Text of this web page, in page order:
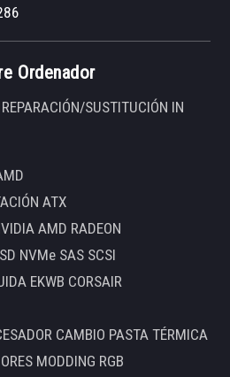
Ordenador
SUSTITUCIÓN IN
ATX
AMD RADEON
NVMe SAS SCSI
EKWB CORSAIR
CAMBIO PASTA TÉRMICA
MODDING RGB